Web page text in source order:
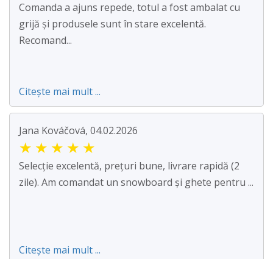
Comanda a ajuns repede, totul a fost ambalat cu
grijă și produsele sunt în stare excelentă.
Recomand...
Citește mai mult ...
Jana Kováčová, 04.02.2026
★ ★ ★ ★ ★
Selecție excelentă, prețuri bune, livrare rapidă (2
zile). Am comandat un snowboard și ghete pentru ...
Citește mai mult ...